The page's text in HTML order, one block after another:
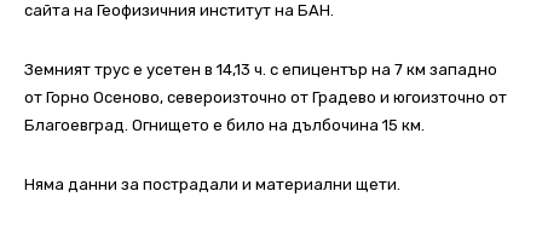
сайта на Геофизичния институт на БАН.
Земният трус е усетен в 14,13 ч. с епицентър на 7 км западно
от Горно Осеново, североизточно от Градево и югоизточно от
Благоевград. Огнището е било на дълбочина 15 км.
Няма данни за пострадали и материални щети.